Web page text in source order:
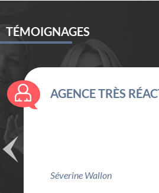
TÉMOIGNAGES
AGENCE TRÈS
Séverine Wallon